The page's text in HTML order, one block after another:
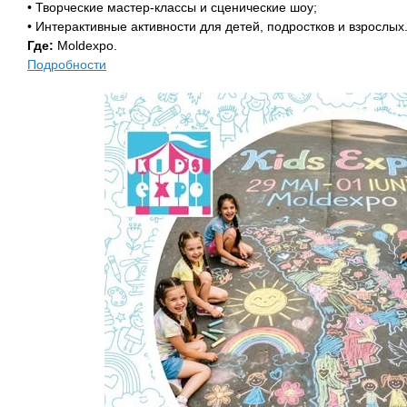
• Творческие мастер-классы и сценические шоу;
• Интерактивные активности для детей, подростков и взрослых.
Где: Moldexpo.
Подробности